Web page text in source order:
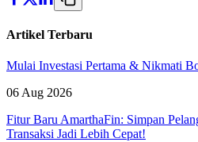
Artikel Terbaru
Mulai Investasi Pertama & Nikmati
06 Aug 2026
Fitur Baru AmarthaFin: Simpan
Transaksi Jadi Lebih Cepat!